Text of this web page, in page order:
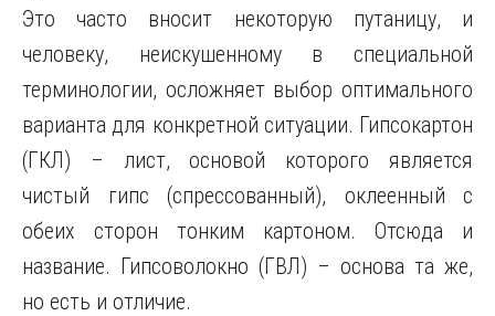
Это часто вносит некоторую путаницу, и
человеку, неискушенному в специальной
терминологии, осложняет выбор оптимального
варианта для конкретной ситуации. Гипсокартон
(ГКЛ) – лист, основой которого является
чистый гипс (спрессованный), оклеенный с
обеих сторон тонким картоном. Отсюда и
название. Гипсоволокно (ГВЛ) – основа та же,
но есть и отличие.